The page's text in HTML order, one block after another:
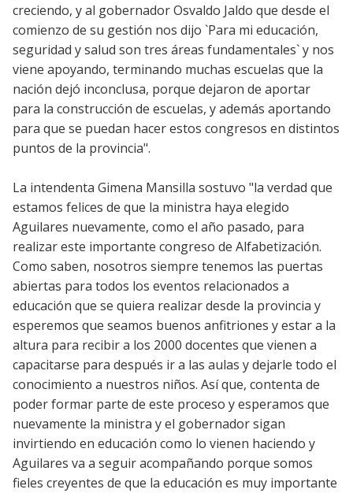
creciendo, y al gobernador Osvaldo Jaldo que desde el
comienzo de su gestión nos dijo `Para mi educación,
seguridad y salud son tres áreas fundamentales` y nos
viene apoyando, terminando muchas escuelas que la
nación dejó inconclusa, porque dejaron de aportar
para la construcción de escuelas, y además aportando
para que se puedan hacer estos congresos en distintos
puntos de la provincia".
La intendenta Gimena Mansilla sostuvo "la verdad que
estamos felices de que la ministra haya elegido
Aguilares nuevamente, como el año pasado, para
realizar este importante congreso de Alfabetización.
Como saben, nosotros siempre tenemos las puertas
abiertas para todos los eventos relacionados a
educación que se quiera realizar desde la provincia y
esperemos que seamos buenos anfitriones y estar a la
altura para recibir a los 2000 docentes que vienen a
capacitarse para después ir a las aulas y dejarle todo el
conocimiento a nuestros niños. Así que, contenta de
poder formar parte de este proceso y esperamos que
nuevamente la ministra y el gobernador sigan
invirtiendo en educación como lo vienen haciendo y
Aguilares va a seguir acompañando porque somos
fieles creyentes de que la educación es muy importante